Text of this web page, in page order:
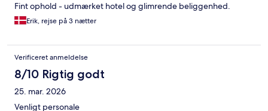
Fint ophold - udmærket hotel og glimrende beliggenhed.
Erik, rejse på 3 nætter
Verificeret anmeldelse
8/10 Rigtig godt
25. mar. 2026
Venligt personale